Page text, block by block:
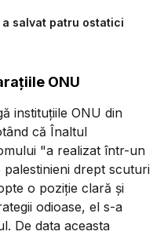
salvat patru ostatici
ONU
instituţiile ONU din
că Înaltul
"a realizat într-un
drept scuturi
o poziţie clară şi
odioase, el s-a
De data aceasta